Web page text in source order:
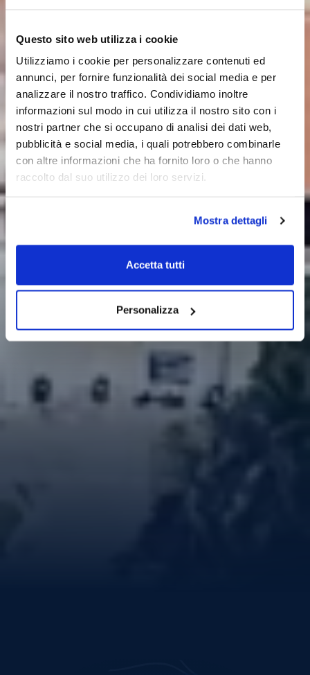
Questo sito web utilizza i cookie
Utilizziamo i cookie per personalizzare contenuti ed
annunci, per fornire funzionalità dei social media e per
analizzare il nostro traffico. Condividiamo inoltre
informazioni sul modo in cui utilizza il nostro sito con i
nostri partner che si occupano di analisi dei dati web,
pubblicità e social media, i quali potrebbero combinarle
con altre informazioni che ha fornito loro o che hanno
raccolto dal suo utilizzo dei loro servizi.
Mostra dettagli
Accetta tutti
Personalizza